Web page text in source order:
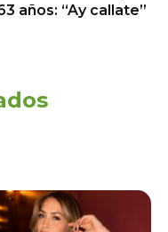
años: “Ay callate”